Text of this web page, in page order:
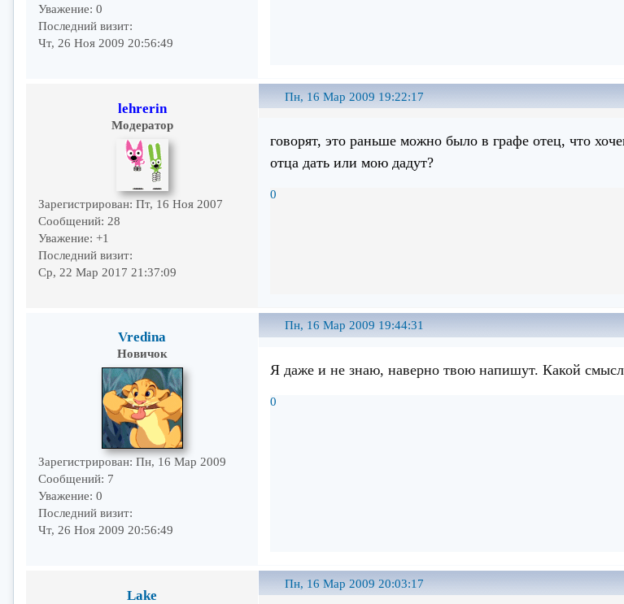
Уважение: 0
Последний визит:
Чт, 26 Ноя 2009 20:56:49
Пн, 16 Мар 2009 19:22:17
lehrerin
Модератор
Зарегистрирован: Пт, 16 Ноя 2007
Сообщений: 28
Уважение: +1
Последний визит:
Ср, 22 Мар 2017 21:37:09
говорят, это раньше можно было в графе отец, что
отца дать или мою дадут?
0
Пн, 16 Мар 2009 19:44:31
Vredina
Новичок
Зарегистрирован: Пн, 16 Мар 2009
Сообщений: 7
Уважение: 0
Последний визит:
Чт, 26 Ноя 2009 20:56:49
Я даже и не знаю, наверно твою напишут. Какой смысл
0
Пн, 16 Мар 2009 20:03:17
Lake